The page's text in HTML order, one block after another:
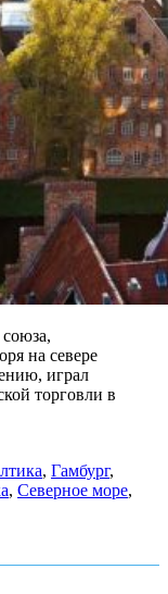
на севере
играл
торговли в
, Гамбург,
, Северное море,